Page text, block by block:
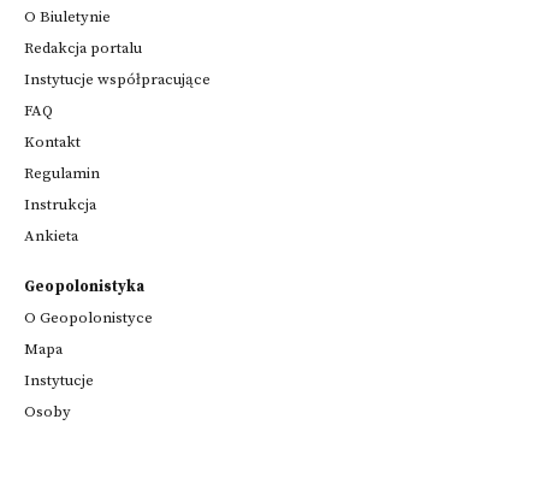
O Biuletynie
Redakcja portalu
Instytucje współpracujące
FAQ
Kontakt
Regulamin
Instrukcja
Ankieta
Geopolonistyka
O Geopolonistyce
Mapa
Instytucje
Osoby